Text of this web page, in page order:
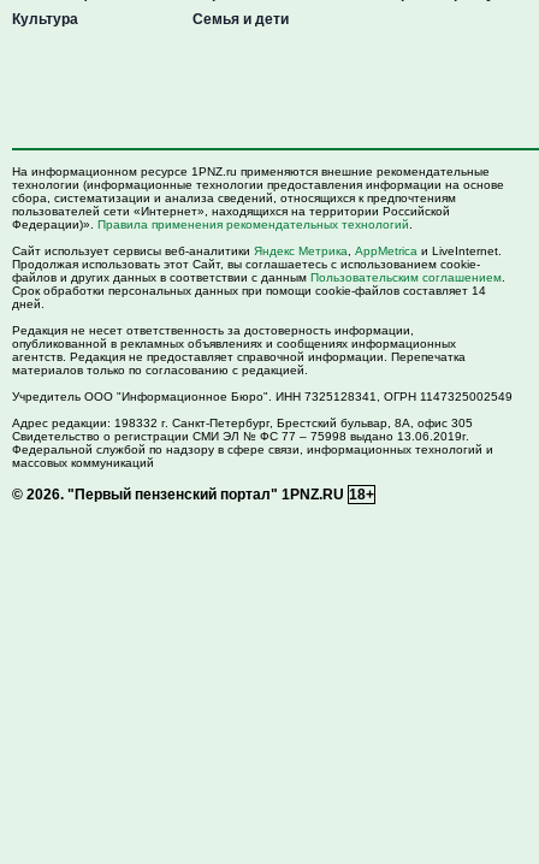
Культура
Семья и дети
На информационном ресурсе 1PNZ.ru применяются внешние рекомендательные
технологии (информационные технологии предоставления информации на основе
сбора, систематизации и анализа сведений, относящихся к предпочтениям
пользователей сети «Интернет», находящихся на территории Российской
Федерации)». Правила применения рекомендательных технологий
Сайт использует сервисы веб-аналитики Яндекс Метрика AppMetrica и LiveInternet.
Продолжая использовать этот Сайт, вы соглашаетесь с использованием cookie-
файлов и других данных в соответствии с данным Пользовательским соглашением
Срок обработки персональных данных при помощи cookie-файлов составляет 14
дней.
Редакция не несет ответственность за достоверность информации,
опубликованной в рекламных объявлениях и сообщениях информационных
агентств. Редакция не предоставляет справочной информации. Перепечатка
материалов только по согласованию с редакцией.
Учредитель ООО "Информационное Бюро". ИНН 7325128341, ОГРН 1147325002549
Адрес редакции: 198332 г. Санкт-Петербург, Брестский бульвар, 8А, офис 305
Свидетельство о регистрации СМИ ЭЛ № ФС 77 – 75998 выдано 13.06.2019г.
Федеральной службой по надзору в сфере связи, информационных технологий и
массовых коммуникаций
© 2026. "Первый пензенский портал" 1PNZ.RU 18+